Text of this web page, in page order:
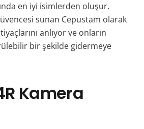
en iyi isimlerden oluşur.
sunan Cepustam olarak
anlıyor ve onların
bir şekilde gidermeye
Kamera